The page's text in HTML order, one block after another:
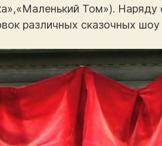
Том»). Наряду
различных сказочных шоу